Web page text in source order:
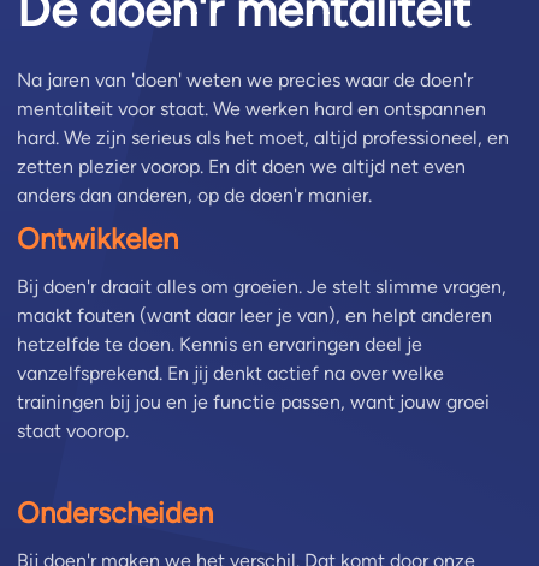
Na jaren van 'doen' weten we precies waar de doen'r
mentaliteit voor staat. We werken hard en ontspannen
hard. We zijn serieus als het moet, altijd professioneel, en
zetten plezier voorop. En dit doen we altijd net even
anders dan anderen, op de doen'r manier.
Ontwikkelen
Bij doen'r draait alles om groeien. Je stelt slimme vragen,
maakt fouten (want daar leer je van), en helpt anderen
hetzelfde te doen. Kennis en ervaringen deel je
vanzelfsprekend. En jij denkt actief na over welke
trainingen bij jou en je functie passen, want jouw groei
staat voorop.
Onderscheiden
Bij doen'r maken we het verschil. Dat komt door onze